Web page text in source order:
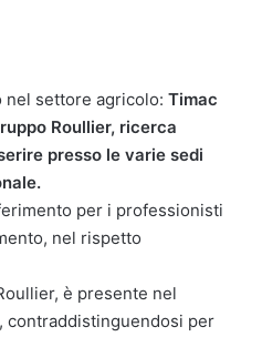
nel settore agricolo: Timac
Roullier, ricerca
presso le varie sedi
per i professionisti
nel rispetto
è presente nel
contraddistinguendosi per